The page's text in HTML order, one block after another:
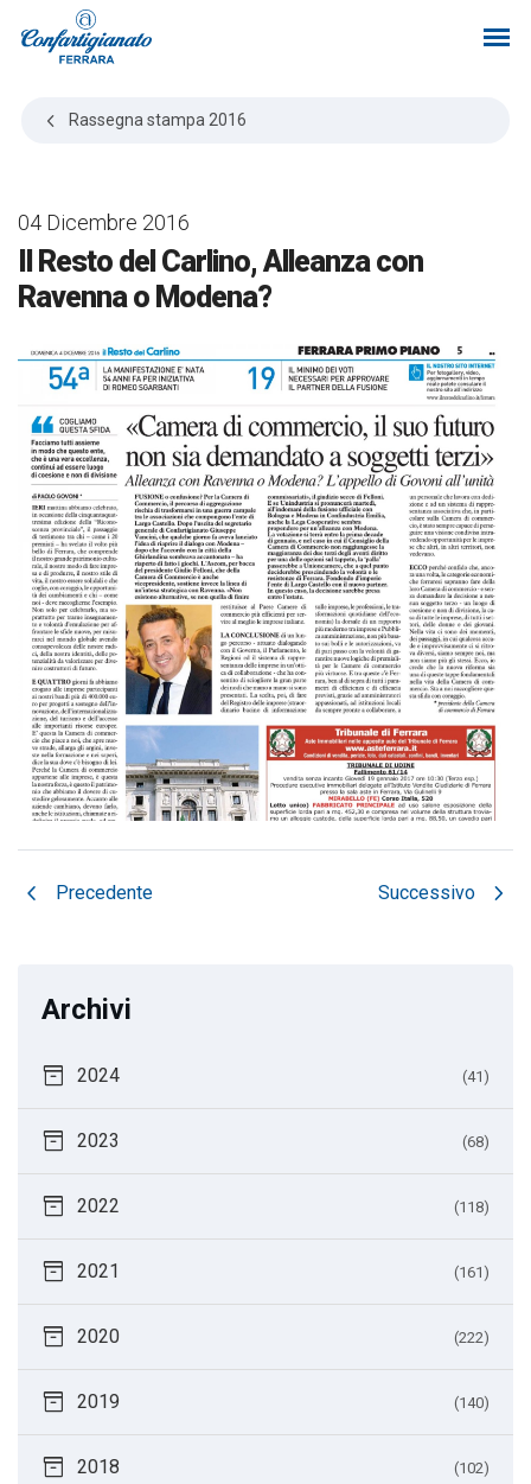
Rassegna stampa 2016
04 Dicembre 2016
Il Resto del Carlino, Alleanza con
Ravenna o Modena?
chevron_left Precedente Successivo chevron_right
Archivi
inventory_2 2024 (41)
inventory_2 2023 (68)
inventory_2 2022 (118)
inventory_2 2021 (161)
inventory_2 2020 (222)
inventory_2 2019 (140)
inventory_2 2018 (102)